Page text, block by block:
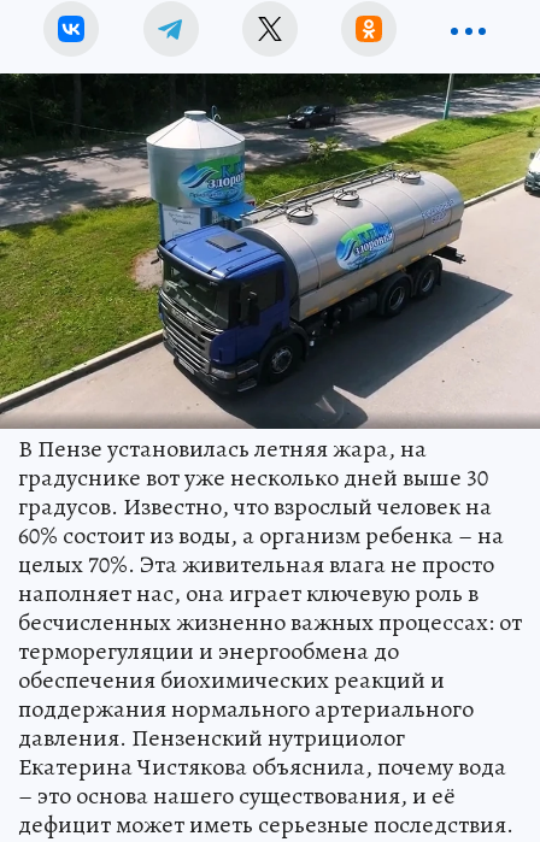
В Пензе установилась летняя жара, на
градуснике вот уже несколько дней выше 30
градусов. Известно, что взрослый человек на
60% состоит из воды, а организм ребенка – на
целых 70%. Эта живительная влага не просто
наполняет нас, она играет ключевую роль в
бесчисленных жизненно важных процессах: от
терморегуляции и энергообмена до
обеспечения биохимических реакций и
поддержания нормального артериального
давления. Пензенский нутрициолог
Екатерина Чистякова объяснила, почему вода
– это основа нашего существования, и её
дефицит может иметь серьезные последствия.